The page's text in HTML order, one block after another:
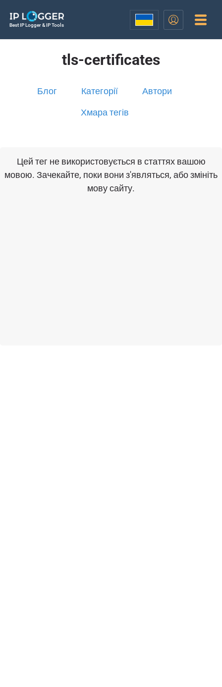
Best IP Logger & IP Tools
tls-certificates
Блог Категорії Автори
Хмара тегів